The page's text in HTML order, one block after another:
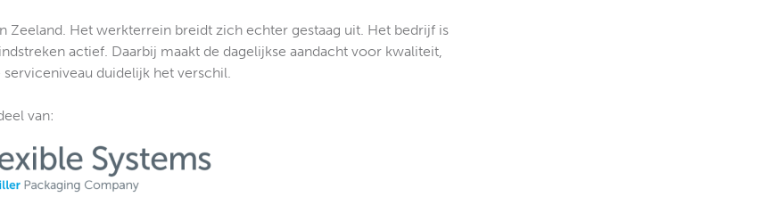
Zeeland. Het werkterrein breidt zich echter gestaag uit. Het bedrijf is
actief. Daarbij maakt de dagelijkse aandacht voor kwaliteit,
duidelijk het verschil.
van: